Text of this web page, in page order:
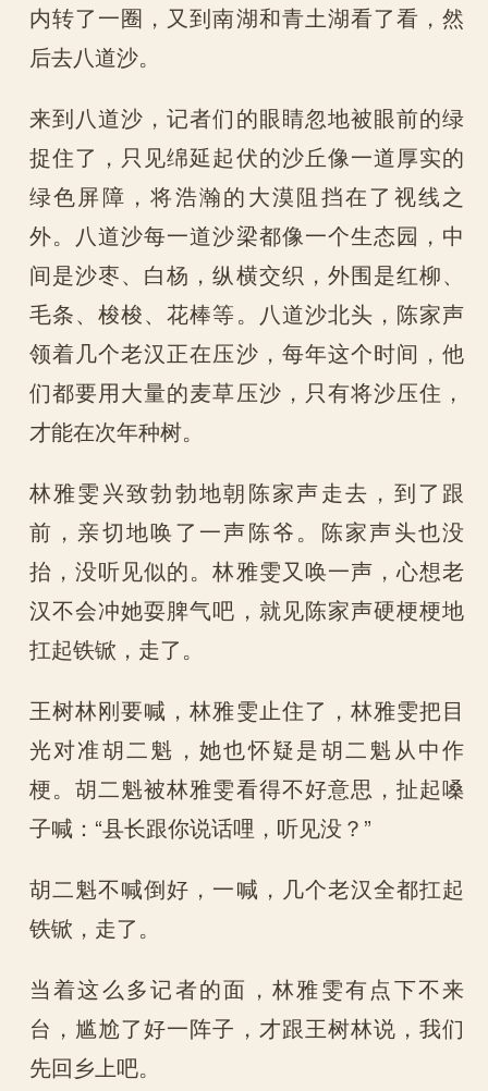
内转了一圈，又到南湖和青土湖看了看，然
后去八道沙。
来到八道沙，记者们的眼睛忽地被眼前的绿
捉住了，只见绵延起伏的沙丘像一道厚实的
绿色屏障，将浩瀚的大漠阻挡在了视线之
外。八道沙每一道沙梁都像一个生态园，中
间是沙枣、白杨，纵横交织，外围是红柳、
毛条、梭梭、花棒等。八道沙北头，陈家声
领着几个老汉正在压沙，每年这个时间，他
们都要用大量的麦草压沙，只有将沙压住，
才能在次年种树。
林雅雯兴致勃勃地朝陈家声走去，到了跟
前，亲切地唤了一声陈爷。陈家声头也没
抬，没听见似的。林雅雯又唤一声，心想老
汉不会冲她耍脾气吧，就见陈家声硬梗梗地
扛起铁锨，走了。
王树林刚要喊，林雅雯止住了，林雅雯把目
光对准胡二魁，她也怀疑是胡二魁从中作
梗。胡二魁被林雅雯看得不好意思，扯起嗓
子喊：“县长跟你说话哩，听见没？”
胡二魁不喊倒好，一喊，几个老汉全都扛起
铁锨，走了。
当着这么多记者的面，林雅雯有点下不来
台，尴尬了好一阵子，才跟王树林说，我们
先回乡上吧。